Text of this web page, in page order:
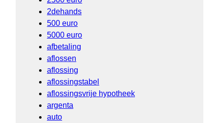
2dehands
500 euro
5000 euro
afbetaling
aflossen
aflossing
aflossingstabel
aflossingsvrije hypotheek
argenta
auto